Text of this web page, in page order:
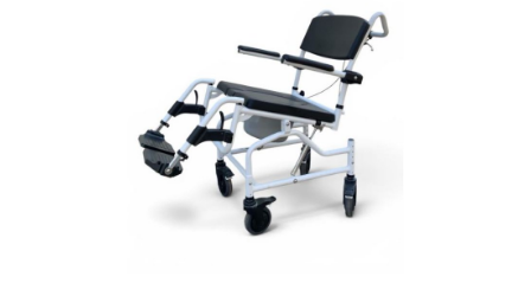
Pomůcky dle diagnózy
AKCE a SLEVY